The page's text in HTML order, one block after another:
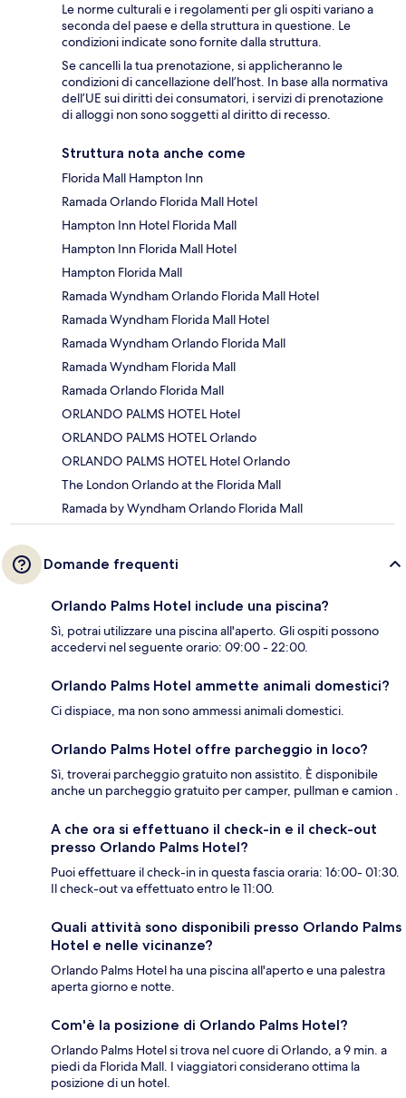
Le norme culturali e i regolamenti per gli ospiti variano a
seconda del paese e della struttura in questione. Le
condizioni indicate sono fornite dalla struttura.
Se cancelli la tua prenotazione, si applicheranno le
condizioni di cancellazione dell’host. In base alla normativa
dell’UE sui diritti dei consumatori, i servizi di prenotazione
di alloggi non sono soggetti al diritto di recesso.
Struttura nota anche come
Florida Mall Hampton Inn
Ramada Orlando Florida Mall Hotel
Hampton Inn Hotel Florida Mall
Hampton Inn Florida Mall Hotel
Hampton Florida Mall
Ramada Wyndham Orlando Florida Mall Hotel
Ramada Wyndham Florida Mall Hotel
Ramada Wyndham Orlando Florida Mall
Ramada Wyndham Florida Mall
Ramada Orlando Florida Mall
ORLANDO PALMS HOTEL Hotel
ORLANDO PALMS HOTEL Orlando
ORLANDO PALMS HOTEL Hotel Orlando
The London Orlando at the Florida Mall
Ramada by Wyndham Orlando Florida Mall
Domande frequenti
Orlando Palms Hotel include una piscina?
Sì, potrai utilizzare una piscina all'aperto. Gli ospiti possono
accedervi nel seguente orario: 09:00 - 22:00.
Orlando Palms Hotel ammette animali domestici?
Ci dispiace, ma non sono ammessi animali domestici.
Orlando Palms Hotel offre parcheggio in loco?
Sì, troverai parcheggio gratuito non assistito. È disponibile
anche un parcheggio gratuito per camper, pullman e camion .
A che ora si effettuano il check-in e il check-out
presso Orlando Palms Hotel?
Puoi effettuare il check-in in questa fascia oraria: 16:00- 01:30.
Il check-out va effettuato entro le 11:00.
Quali attività sono disponibili presso Orlando Palms
Hotel e nelle vicinanze?
Orlando Palms Hotel ha una piscina all'aperto e una palestra
aperta giorno e notte.
Com'è la posizione di Orlando Palms Hotel?
Orlando Palms Hotel si trova nel cuore di Orlando, a 9 min. a
piedi da Florida Mall. I viaggiatori considerano ottima la
posizione di un hotel.